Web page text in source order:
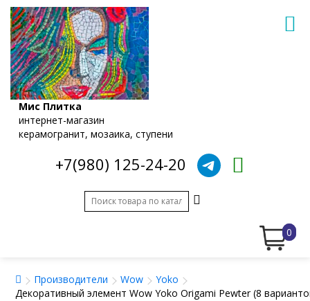
Мис Плитка
интернет-магазин
керамогранит, мозаика, ступени
+7(980) 125-24-20
0
Производители Wow
Yoko
Декоративный элемент Wow Yoko Origami Pewter (8